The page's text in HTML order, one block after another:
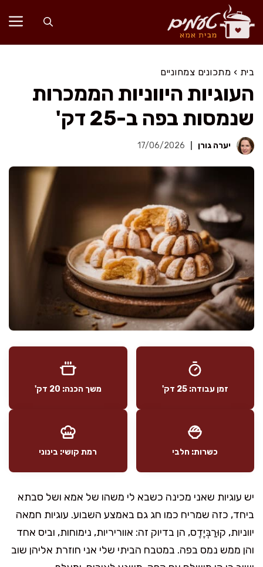
לדלג
לתוכן
בית › מתכונים צמחוניים
העוגיות היווניות הממכרות
שנמסות בפה ב-25 דק'
יערה גורן 17/06/2026
זמן עבודה: 25 דק' משך הכנה: 20 דק'
כשרות: חלבי רמת קושי: בינוני
יש עוגיות שאני מכינה כשבא לי משהו של אמא ושל סבתא
ביחד, כזה שמריח כמו חג גם באמצע השבוע. עוגיות חמאה
יווניות, קוּרַבְּיֶדֶס, הן בדיוק זה: אווריריות, נימוחות, וביס אחד
והן ממש נמס בפה. במטבח הביתי שלי אני חוזרת אליהן שוב